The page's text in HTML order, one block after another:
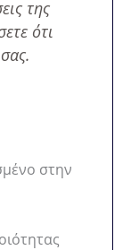
της
ότι
στην